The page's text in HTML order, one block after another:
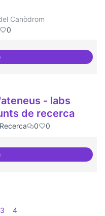
Canòdrom
0
alternatius
- labs
de recerca
Recerca 0 0
internacional d'ateneus -
3 4